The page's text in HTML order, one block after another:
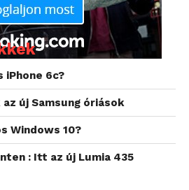
gyel piacra kerülő készülék a
április közepe fele
az európai megjelenéssel
iPhone 6c?
új Samsung óriások
Windows 10?
: Itt az új Lumia 435